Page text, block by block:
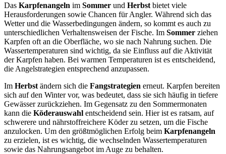
Das Karpfenangeln im Sommer und Herbst bietet viele
Herausforderungen sowie Chancen für Angler. Während sich das
Wetter und die Wasserbedingungen ändern, so kommt es auch zu
unterschiedlichen Verhaltensweisen der Fische. Im Sommer ziehen
Karpfen oft an die Oberfläche, wo sie nach Nahrung suchen. Die
Wassertemperaturen sind wichtig, da sie Einfluss auf die Aktivität
der Karpfen haben. Bei warmen Temperaturen ist es entscheidend,
die Angelstrategien entsprechend anzupassen.
Im Herbst ändern sich die Fangstrategien erneut. Karpfen bereiten
sich auf den Winter vor, was bedeutet, dass sie sich häufig in tiefere
Gewässer zurückziehen. Im Gegensatz zu den Sommermonaten
kann die Köderauswahl entscheidend sein. Hier ist es ratsam, auf
schwerere und nährstoffreichere Köder zu setzen, um die Fische
anzulocken. Um den größtmöglichen Erfolg beim Karpfenangeln
zu erzielen, ist es wichtig, die wechselnden Wassertemperaturen
sowie das Nahrungsangebot im Auge zu behalten.